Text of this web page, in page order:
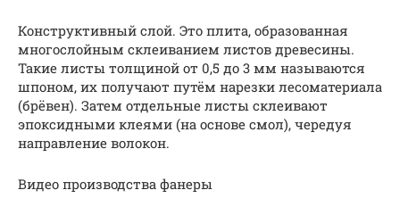
Конструктивный слой. Это плита, образованная
многослойным склеиванием листов древесины.
Такие листы толщиной от 0,5 до 3 мм называются
шпоном, их получают путём нарезки лесоматериала
(брёвен). Затем отдельные листы склеивают
эпоксидными клеями (на основе смол), чередуя
направление волокон.
Видео производства фанеры